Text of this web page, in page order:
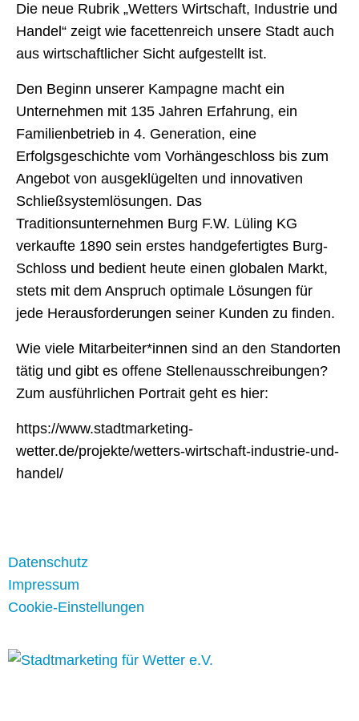
Die neue Rubrik „Wetters Wirtschaft, Industrie und
Handel“ zeigt wie facettenreich unsere Stadt auch
aus wirtschaftlicher Sicht aufgestellt ist.
Den Beginn unserer Kampagne macht ein
Unternehmen mit 135 Jahren Erfahrung, ein
Familienbetrieb in 4. Generation, eine
Erfolgsgeschichte vom Vorhängeschloss bis zum
Angebot von ausgeklügelten und innovativen
Schließsystemlösungen. Das
Traditionsunternehmen Burg F.W. Lüling KG
verkaufte 1890 sein erstes handgefertigtes Burg-
Schloss und bedient heute einen globalen Markt,
stets mit dem Anspruch optimale Lösungen für
jede Herausforderungen seiner Kunden zu finden.
Wie viele Mitarbeiter*innen sind an den Standorten
tätig und gibt es offene Stellenausschreibungen?
Zum ausführlichen Portrait geht es hier:
https://www.stadtmarketing-
wetter.de/projekte/wetters-wirtschaft-industrie-und-
handel/
Datenschutz
Impressum
Cookie-Einstellungen